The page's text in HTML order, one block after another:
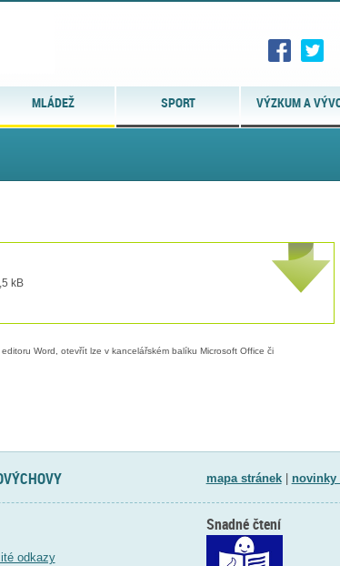
MLÁDEŽ SPORT VÝZKUM A
kB
Word, otevřít lze v kancelářském balíku Microsoft Office či
mapa stránek| novinky
odkazy
Snadné čtení